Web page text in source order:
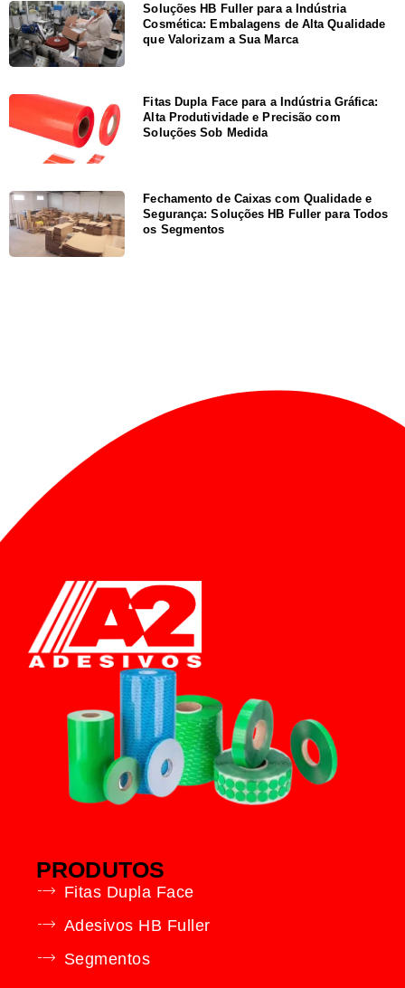
Soluções HB Fuller para a Indústria
Cosmética: Embalagens de Alta Qualidade
que Valorizam a Sua Marca
Fitas Dupla Face para a Indústria Gráfica:
Alta Produtividade e Precisão com
Soluções Sob Medida
Fechamento de Caixas com Qualidade e
Segurança: Soluções HB Fuller para Todos
os Segmentos
PRODUTOS
Fitas Dupla Face
Adesivos HB Fuller
Segmentos